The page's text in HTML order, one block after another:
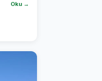
Oku →